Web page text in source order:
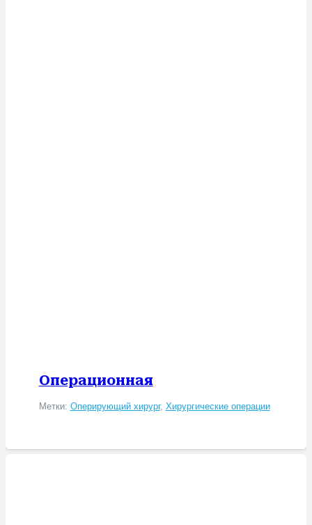
Операционная
Метки: Оперирующий хирург, Хирургические операции